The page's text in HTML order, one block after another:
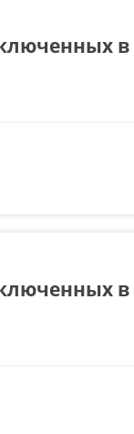
в
в